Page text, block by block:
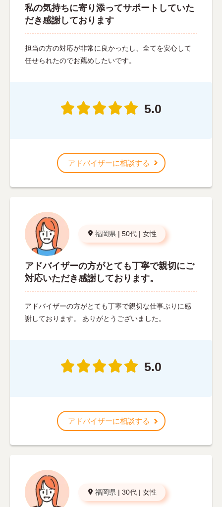
私の気持ちに寄り添ってサポートしていた
だき感謝しております
担当の方の対応が非常に良かったし、全てを安心して
任せられたのでお薦めしたいです。
5.0
アドバイザーに相談する
福岡県 | 50代 | 女性
アドバイザーの方がとても丁寧で親切にご
対応いただき感謝しております。
アドバイザーの方がとても丁寧で親切な仕事ぶりに感
謝しております。 ありがとうございました。
5.0
アドバイザーに相談する
福岡県 | 30代 | 女性